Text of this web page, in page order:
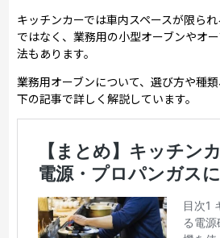
キッチンカーでは車内スペースが限ら
ではなく、業務用の小型オーブンやオ
法もあります。
業務用オーブンについて、選び方や種
下の記事で詳しく解説しています。